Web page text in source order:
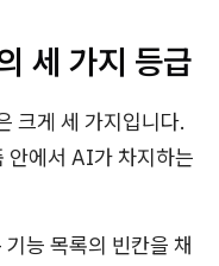
세 가지 등급
크게 세 가지입니다.
에서 AI가 차지하는
능 목록의 빈칸을 채